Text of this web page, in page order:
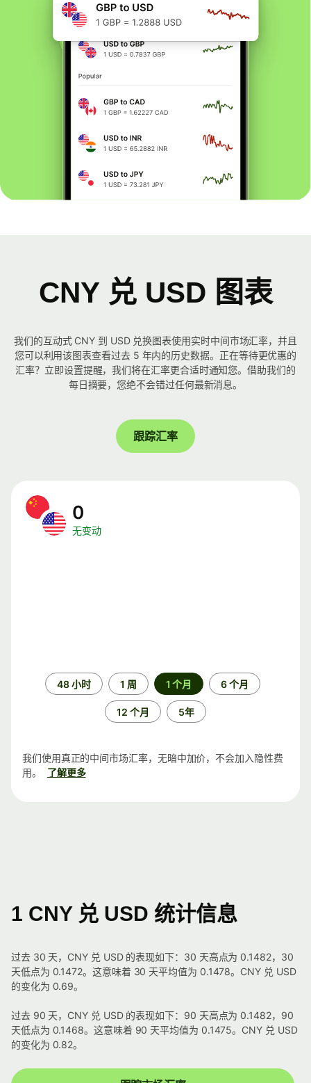
CNY 兑 USD 图表
我们的互动式 CNY 到 USD 兑换图表使用实时中间市场汇率，并且
您可以利用该图表查看过去 5 年内的历史数据。正在等待更优惠的
汇率？立即设置提醒，我们将在汇率更合适时通知您。借助我们的
每日摘要，您绝不会错过任何最新消息。
跟踪汇率
0
无变动
48 小时 1 周 1 个月 6 个月
12 个月 5年
我们使用真正的中间市场汇率，无暗中加价，不会加入隐性费
用。
了解更多
1 CNY 兑 USD 统计信息
过去 30 天，CNY 兑 USD 的表现如下：30 天高点为 0.1482，30
天低点为 0.1472。这意味着 30 天平均值为 0.1478。CNY 兑 USD
的变化为 0.69。
过去 90 天，CNY 兑 USD 的表现如下：90 天高点为 0.1482，90
天低点为 0.1468。这意味着 90 天平均值为 0.1475。CNY 兑 USD
的变化为 0.82。